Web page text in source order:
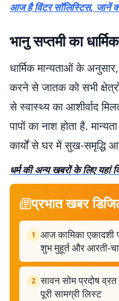
आज है विंटर सॉलिस्टिस, जानें
भानु सप्तमी का
धार्मिक मान्यताओं के
करने से जातक को सभी
से स्वास्थ्य का आशीर्वाद
पापों का नाश होता है.
कार्यों से घर में सुख-समृद्धि
धर्म की अन्य खबरों के लिए यहां
प्रभात खबर
1 आज कामिका एकादशी
शुभ मुहूर्त और आरती-
2 सावन सोम प्रदोष
पूरी सामग्री लिस्ट